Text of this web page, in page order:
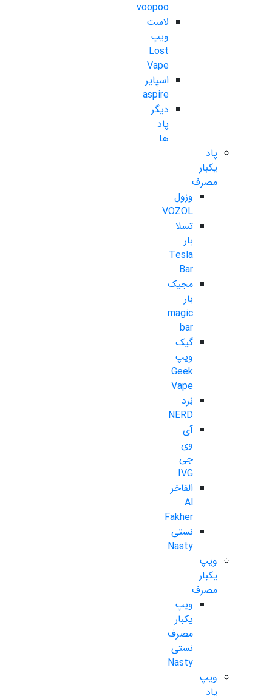
voopoo
لاست
ویپ
Lost
Vape
اسپایر
aspire
دیگر
پاد
ها
پاد
یکبار
مصرف
وزول
VOZOL
تسلا
بار
Tesla
Bar
مجیک
بار
magic
bar
گیک
ویپ
Geek
Vape
نِرد
NERD
آی
وی
جی
IVG
الفاخر
Al
Fakher
نستی
Nasty
ویپ
یکبار
مصرف
ویپ
یکبار
مصرف
نستی
Nasty
ویپ
پاد